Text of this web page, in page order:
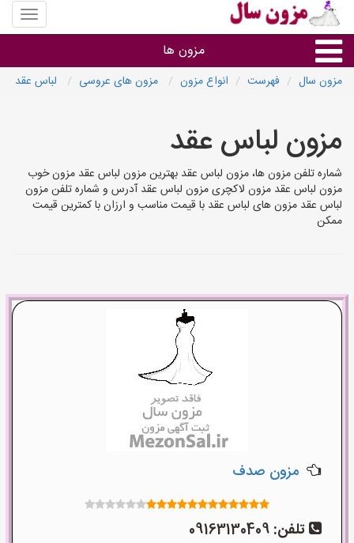
منوی
سایت
سال
مزون ها
استان ها
مزون سال فهرست انواع مزون مزون های عروسی لباس عقد
مزون لباس عقد
شماره تلفن مزون ها، مزون لباس عقد بهترین مزون لباس عقد مزون خوب
مزون لباس عقد مزون لاکچری مزون لباس عقد آدرس و شماره تلفن مزون
لباس عقد مزون های لباس عقد با قیمت مناسب و ارزان با کمترین قیمت
ممکن
مزون صدف
تلفن: 09163130409